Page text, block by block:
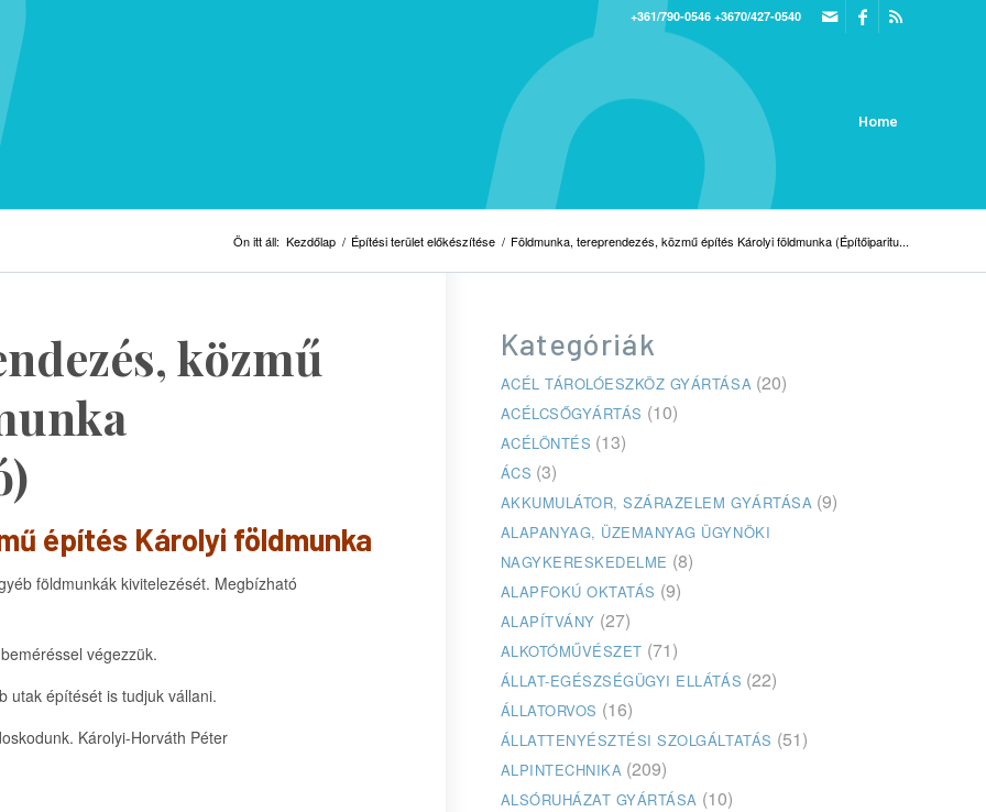
+361/790-0546 +3670/427-0540
Home
Ön itt áll: Kezdőlap / Építési terület előkészítése / Földmunka, tereprendezés, közmű építés Károlyi földmunka (Építőiparitu...
közmű
építés Károlyi földmunka
földmunkák kivitelezését. Megbízható
végezzük.
utak építését is tudjuk vállani.
Károlyi-Horváth Péter
Kategóriák
ACÉL TÁROLÓESZKÖZ GYÁRTÁSA (20)
ACÉLCSŐGYÁRTÁS (10)
ACÉLÖNTÉS (13)
ÁCS (3)
AKKUMULÁTOR, SZÁRAZELEM GYÁRTÁSA (9)
ALAPANYAG, ÜZEMANYAG ÜGYNÖKI
NAGYKERESKEDELME (8)
ALAPFOKÚ OKTATÁS (9)
ALAPÍTVÁNY (27)
ALKOTÓMŰVÉSZET (71)
ÁLLAT-EGÉSZSÉGÜGYI ELLÁTÁS (22)
ÁLLATORVOS (16)
ÁLLATTENYÉSZTÉSI SZOLGÁLTATÁS (51)
ALPINTECHNIKA (209)
ALSÓRUHÁZAT GYÁRTÁSA (10)